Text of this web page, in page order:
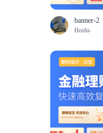
banner-2
Hoshi-